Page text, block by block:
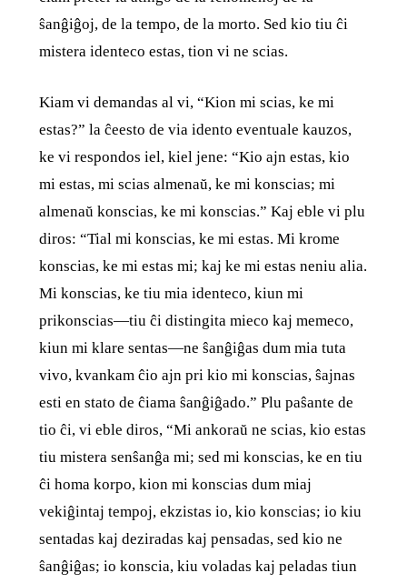
ŝanĝiĝoj, de la tempo, de la morto. Sed kio tiu ĉi
mistera identeco estas, tion vi ne scias.
Kiam vi demandas al vi, “Kion mi scias, ke mi
estas?” la ĉeesto de via idento eventuale kauzos,
ke vi respondos iel, kiel jene: “Kio ajn estas, kio
mi estas, mi scias almenaŭ, ke mi konscias; mi
almenaŭ konscias, ke mi konscias.” Kaj eble vi plu
diros: “Tial mi konscias, ke mi estas. Mi krome
konscias, ke mi estas mi; kaj ke mi estas neniu alia.
Mi konscias, ke tiu mia identeco, kiun mi
prikonscias—tiu ĉi distingita mieco kaj memeco,
kiun mi klare sentas—ne ŝanĝiĝas dum mia tuta
vivo, kvankam ĉio ajn pri kio mi konscias, ŝajnas
esti en stato de ĉiama ŝanĝiĝado.” Plu paŝante de
tio ĉi, vi eble diros, “Mi ankoraŭ ne scias, kio estas
tiu mistera senŝanĝa mi; sed mi konscias, ke en tiu
ĉi homa korpo, kion mi konscias dum miaj
vekiĝintaj tempoj, ekzistas io, kio konscias; io kiu
sentadas kaj deziradas kaj pensadas, sed kio ne
ŝanĝiĝas; io konscia, kiu voladas kaj peladas tiun